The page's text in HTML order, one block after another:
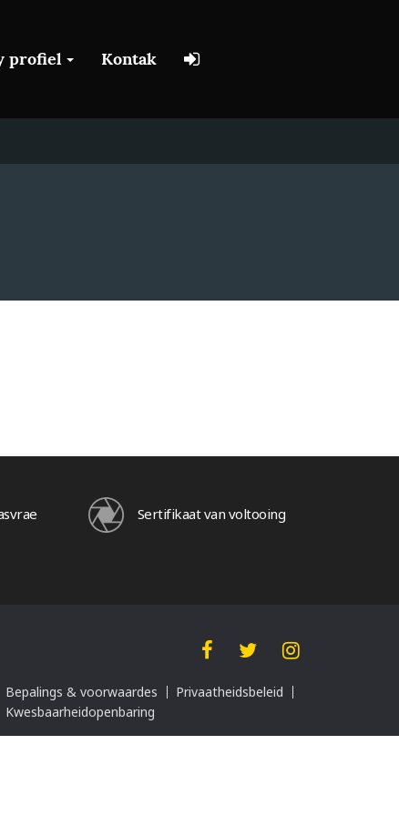
profiel Kontak
Sertifikaat van voltooing
Bepalings & voorwaardes
Privaatheidsbeleid
Kwesbaarheidopenbaring